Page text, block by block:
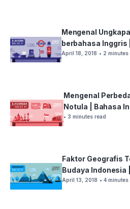
Mengenal
berbahasa Inggris
April 18, 2018 • 2 minutes
Mengenal
Notula | Bahasa
• 3 minutes read
Faktor Geografis
Budaya Indonesia
April 13, 2018 • 4 minutes